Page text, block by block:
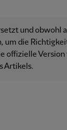
und obwohl
die
offizielle Version
Artikels.